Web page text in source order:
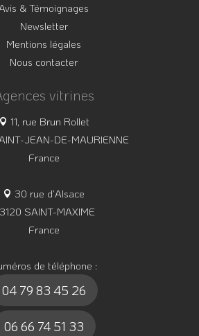
& Témoignages
Newsletter
Mentions légales
Nous contacter
vitrines
11, rue Brun Rollet
JEAN-DE-MAURIENNE
France
30 rue d’Alsace
SAINT-MAXIME
France
de téléphone :
04 79 83 45 26
06 66 74 51 33